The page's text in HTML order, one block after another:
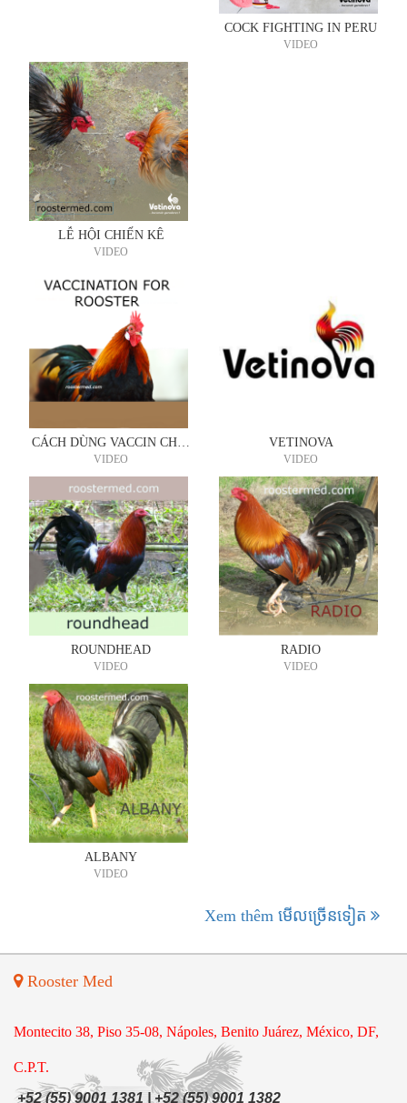
COCK FIGHTING IN PERU
VIDEO
LỄ HỘI CHIẾN KÊ
VIDEO
CÁCH DÙNG VACCIN CHO CHIẾN KÊ
VIDEO
VETINOVA
VIDEO
ROUNDHEAD
VIDEO
RADIO
VIDEO
ALBANY
VIDEO
Xem thêm មើល​ច្រើន​ទៀត
Rooster Med
Montecito 38, Piso 35-08, Nápoles, Benito Juárez, México, DF,
C.P.T.
+52 (55) 9001 1381 | +52 (55) 9001 1382